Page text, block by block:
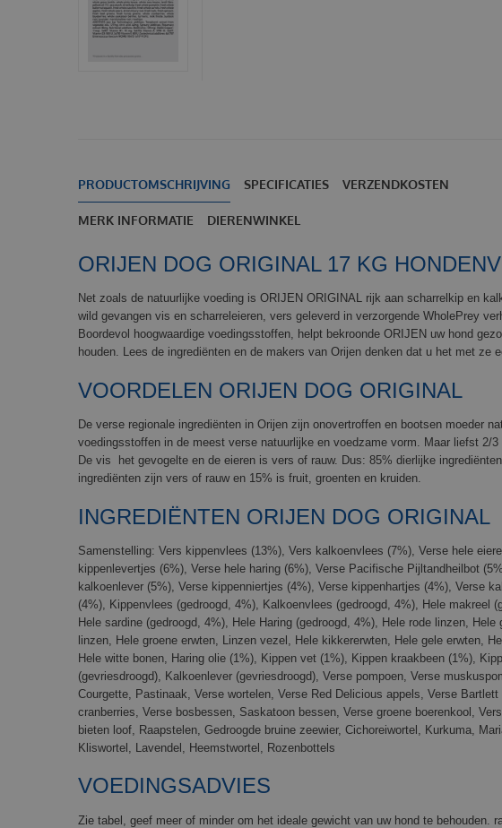
PRODUCTOMSCHRIJVING SPECIFICATIES VERZENDKOSTEN
MERK INFORMATIE DIERENWINKEL
ORIJEN DOG ORIGINAL 17 KG
Net zoals de natuurlijke voeding is ORIJEN ORIGINAL rijk aan scharrelkip en
wild gevangen vis en scharreleieren, vers geleverd in verzorgende WholePrey
Boordevol hoogwaardige voedingsstoffen, helpt bekroonde ORIJEN uw hond
houden. Lees de ingrediënten en de makers van Orijen denken dat u het met ze
VOORDELEN ORIJEN DOG ORIGINAL
De verse regionale ingrediënten in Orijen zijn onovertroffen en bootsen moeder
voedingsstoffen in de meest verse natuurlijke en voedzame vorm. Maar liefst 2/
De vis het gevogelte en de eieren is vers of rauw. Dus: 85% dierlijke
ingrediënten zijn vers of rauw en 15% is fruit, groenten en kruiden.
INGREDIËNTEN ORIJEN DOG ORIGINAL
Samenstelling: Vers kippenvlees (13%), Vers kalkoenvlees (7%), Verse hele
kippenlevertjes (6%), Verse hele haring (6%), Verse Pacifische Pijltandheilbot
kalkoenlever (5%), Verse kippenniertjes (4%), Verse kippenhartjes (4%), Verse
(4%), Kippenvlees (gedroogd, 4%), Kalkoenvlees (gedroogd, 4%), Hele makreel
Hele sardine (gedroogd, 4%), Hele Haring (gedroogd, 4%), Hele rode linzen, Hele
linzen, Hele groene erwten, Linzen vezel, Hele kikkererwten, Hele gele erwten,
Hele witte bonen, Haring olie (1%), Kippen vet (1%), Kippen kraakbeen (1%),
(gevriesdroogd), Kalkoenlever (gevriesdroogd), Verse pompoen, Verse
Courgette, Pastinaak, Verse wortelen, Verse Red Delicious appels, Verse Bartlett
cranberries, Verse bosbessen, Saskatoon bessen, Verse groene boerenkool,
bieten loof, Raapstelen, Gedroogde bruine zeewier, Cichoreiwortel, Kurkuma,
Kliswortel, Lavendel, Heemstwortel, Rozenbottels
VOEDINGSADVIES
Zie tabel, geef meer of minder om het ideale gewicht van uw hond te behouden.